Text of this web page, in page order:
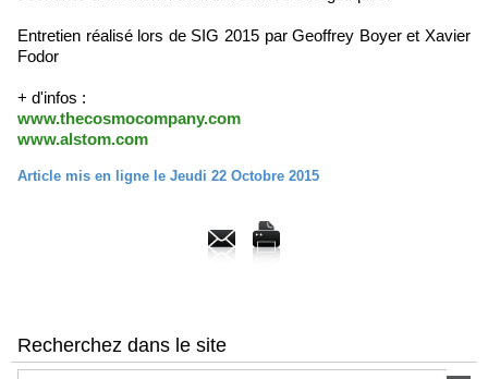
Entretien réalisé lors de SIG 2015 par Geoffrey Boyer et Xavier
Fodor
+ d'infos :
www.thecosmocompany.com
www.alstom.com
Article mis en ligne le Jeudi 22 Octobre 2015
Recherchez dans le site